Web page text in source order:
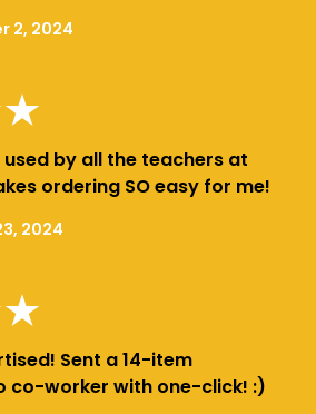
2, 2024
by all the teachers at
ordering SO easy for me!
2024
Sent a 14-item
co-worker with one-click! :)